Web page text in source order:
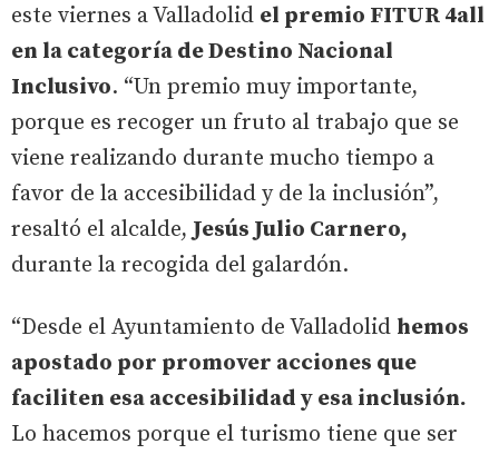
este viernes a Valladolid el premio FITUR 4all
en la categoría de Destino Nacional
Inclusivo. “Un premio muy importante,
porque es recoger un fruto al trabajo que se
viene realizando durante mucho tiempo a
favor de la accesibilidad y de la inclusión”,
resaltó el alcalde, Jesús Julio Carnero,
durante la recogida del galardón.
“Desde el Ayuntamiento de Valladolid hemos
apostado por promover acciones que
faciliten esa accesibilidad y esa inclusión.
Lo hacemos porque el turismo tiene que ser